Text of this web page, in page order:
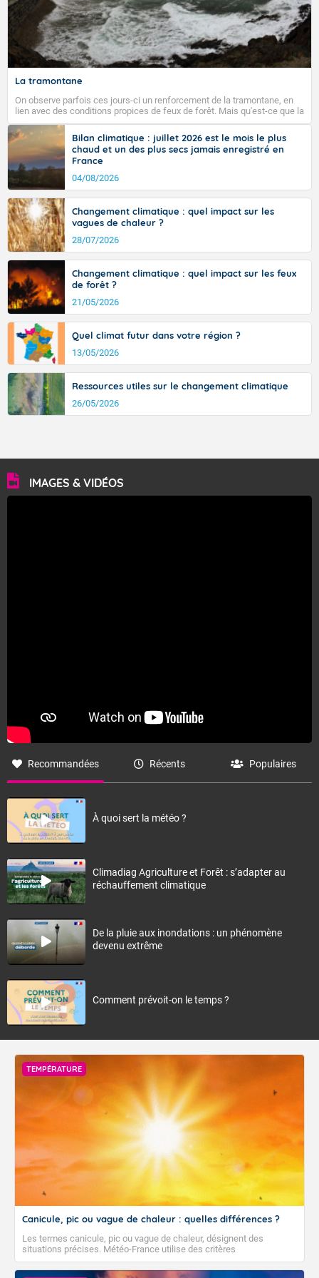
La tramontane
On observe parfois ces jours-ci un renforcement de la tramontane, en
lien avec des conditions propices de feux de forêt. Mais qu'est-ce que la
tramontane ? Quelles sont ses caractéristiques ? La tramontane est un
vent turbulent soufflant de secteur nord-ouest à nord, ou ouest à nord-
ouest, dans un secteur qui part du Roussillon à la vallée de l’Aude et à
l’ouest de l’Hérault. L’étymologie de ce vent vient du latin trasmontanus,
signifiant au-delà des monts, en allusion aux régions montagneuses
d’où provient ce vent.
Bilan climatique : juillet 2026 est le mois le plus
chaud et un des plus secs jamais enregistré en
France
04/08/2026
Changement climatique : quel impact sur les
vagues de chaleur ?
28/07/2026
Changement climatique : quel impact sur les feux
de forêt ?
21/05/2026
Quel climat futur dans votre région ?
13/05/2026
Ressources utiles sur le changement climatique
26/05/2026
IMAGES & VIDÉOS
Recommandées Récents Populaires
À quoi sert la météo ?
Climadiag Agriculture et Forêt : s’adapter au
réchauffement climatique
De la pluie aux inondations : un phénomène
devenu extrême
Comment prévoit-on le temps ?
TEMPÉRATURE
Canicule, pic ou vague de chaleur : quelles différences ?
Les termes canicule, pic ou vague de chaleur, désignent des
situations précises. Météo-France utilise des critères
climatologiques pour évaluer et qualifier les épisodes de chaleur qui
peuvent avoir des impacts sanitaires et socio-économiques